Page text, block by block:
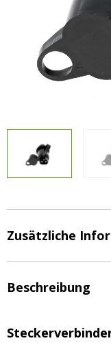
LED
Sonstiges
Kostenlose
FAQs – Häufig
Agrarled Blog
info@agrarled.de
LED
Sonstiges
Kostenlose
Zusätzliche
Beschreibung